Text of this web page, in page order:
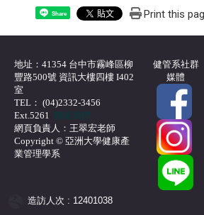
Share Print this
地址：41354 台中市霧峰區柳
豐路500號 資訊大樓四樓 I402
室
TEL： (04)2332-3456
Ext.5261聯絡我們
網頁負責人：王翠宏老師
Copyright © 亞洲大學健康產
業管理學系
健管系社群
媒體
造訪人次 : 12401038